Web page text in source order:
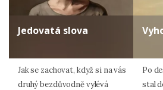
Jedovatá slova
Jak se zachovat, když si na vás
druhý bezdůvodně vylévá
Po
stal